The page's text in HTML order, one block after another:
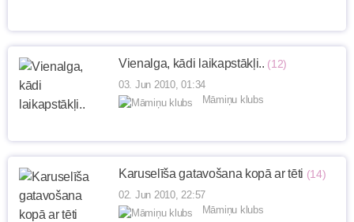
Vienalga, kādi laikapstākļi.. (12)
03. Jun 2010, 01:34
Māmiņu klubs
Karuselīša gatavošana kopā ar tēti (14)
02. Jun 2010, 22:57
Māmiņu klubs